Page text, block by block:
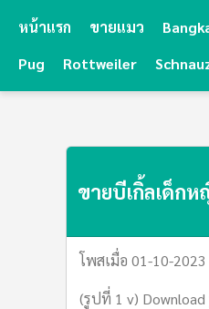
หน้าแรก ขายแมว
Pug
Rottweiler
ขายบีเกิ้ลเด็กห
โพสเมื่อ 01-10-
(รูปที่ 1 v)